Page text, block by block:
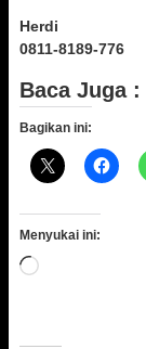
Herdi
0811-8189-776
Baca Juga :
Bagikan ini:
Menyukai ini:
Memuat...